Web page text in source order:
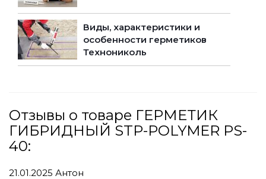
Виды, характеристики и
особенности герметиков
Технониколь
Отзывы о товаре ГЕРМЕТИК
ГИБРИДНЫЙ STP-POLYMER PS-
40:
21.01.2025 Антон